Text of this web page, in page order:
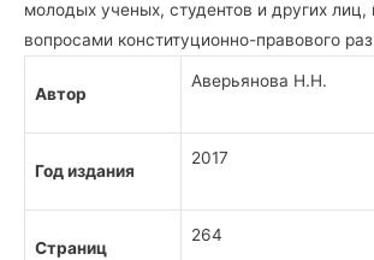
молодых ученых, студентов и других
вопросами конституционно-правового
Автор
Аверьянова Н.Н.
Год издания
2017
Страниц
264